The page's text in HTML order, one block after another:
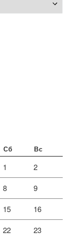
Сб Вс
1 2
8 9
15 16
22 23